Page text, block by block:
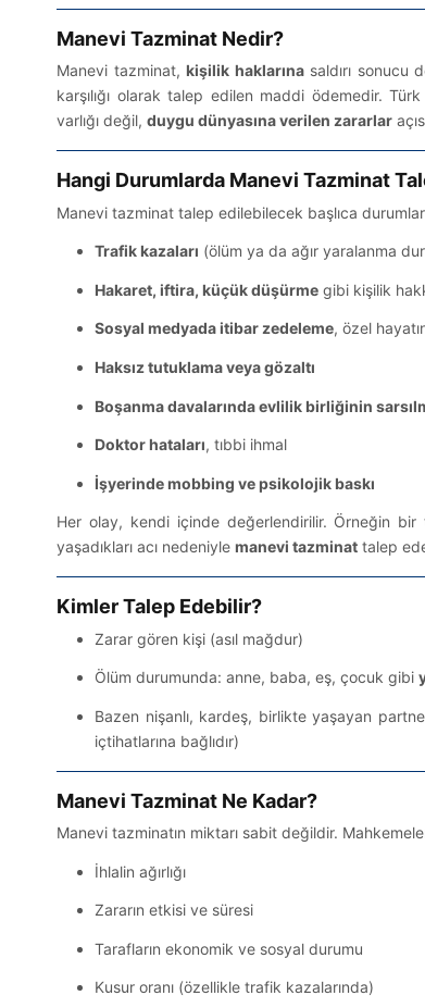
Manevi Tazminat Nedir?
Manevi tazminat,kişilik haklarınasaldırı sonucu
karşılığı olarak talep edilen maddi ödemedir.
varlığı değil, duygu dünyasına verilen zararlar
Hangi Durumlarda Manevi Tazminat
Manevi tazminat talep edilebilecek başlıca durumlar
Trafik kazaları (ölüm ya da ağır yaralanma
Hakaret, iftira, küçük düşürme gibi kişilik
Sosyal medyada itibar zedeleme, özel
Haksız tutuklama veya gözaltı
Boşanma davalarında evlilik birliğinin
Doktor hataları, tıbbi ihmal
İşyerinde mobbing ve psikolojik baskı
Her olay, kendi içinde değerlendirilir. Örneğin bir
yaşadıkları acı nedeniyle manevi tazminat talep
Kimler Talep Edebilir?
Zarar gören kişi (asıl mağdur)
Ölüm durumunda: anne, baba, eş, çocuk gibi
Bazen nişanlı, kardeş, birlikte yaşayan
içtihatlarına bağlıdır)
Manevi Tazminat Ne Kadar?
Manevi tazminatın miktarı sabit değildir.
İhlalin ağırlığı
Zararın etkisi ve süresi
Tarafların ekonomik ve sosyal durumu
Kusur oranı (özellikle trafik kazalarında)